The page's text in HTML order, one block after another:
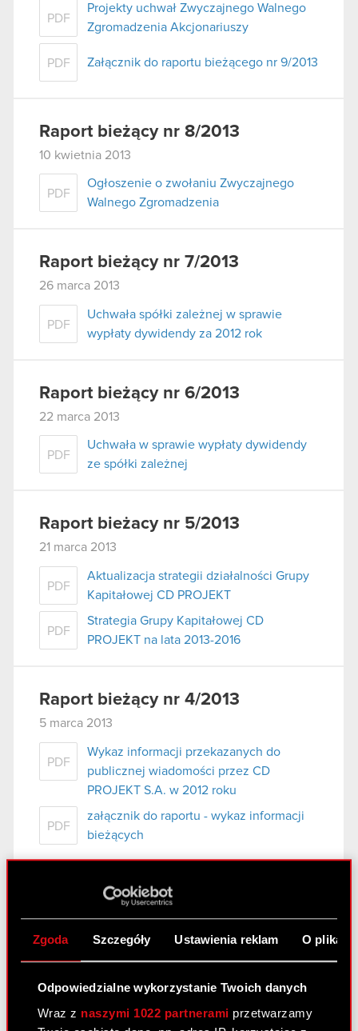
Zgoda Szczegóły Ustawienia reklam O
Odpowiedzialne wykorzystanie Twoich danych
Wraz z naszymi 1022 partnerami przetwarzamy
PDF
Projekty uchwał Zwyczajnego Walnego
Zgromadzenia Akcjonariuszy
PDF Załącznik do raportu bieżącego nr 9/2013
Raport bieżący nr 8/2013
10 kwietnia 2013
PDF
Ogłoszenie o zwołaniu Zwyczajnego
Walnego Zgromadzenia
Raport bieżący nr 7/2013
26 marca 2013
PDF
Uchwała spółki zależnej w sprawie
wypłaty dywidendy za 2012 rok
Raport bieżący nr 6/2013
22 marca 2013
PDF
Uchwała w sprawie wypłaty dywidendy
ze spółki zależnej
Raport bieżacy nr 5/2013
21 marca 2013
PDF
Aktualizacja strategii działalności Grupy
Kapitałowej CD PROJEKT
PDF
Strategia Grupy Kapitałowej CD
PROJEKT na lata 2013-2016
Raport bieżący nr 4/2013
5 marca 2013
PDF
Wykaz informacji przekazanych do
publicznej wiadomości przez CD
PROJEKT S.A. w 2012 roku
PDF
załącznik do raportu - wykaz informacji
bieżących
Raport bieżący nr 3/2013
5 marca 2013
Ujawnienie informacji dotyczących
prowadzonych negocjacji
Raport bieżący nr 2/2013